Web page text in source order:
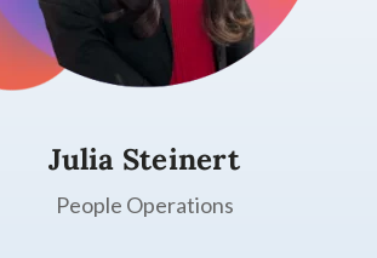
Julia Steinert
People Operations